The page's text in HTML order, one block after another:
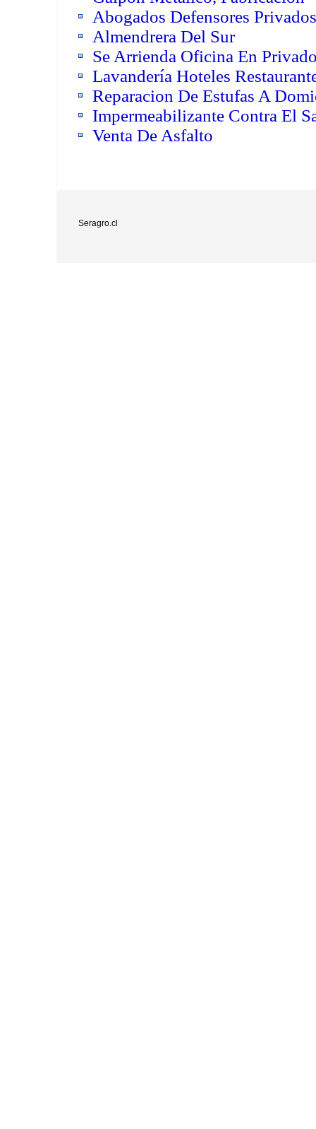
Abogados Defensores Privados
Almendrera Del Sur
Se Arrienda Oficina En
Lavandería Hoteles
Reparacion De Estufas A
Impermeabilizante Contra El
Venta De Asfalto
Seragro.cl